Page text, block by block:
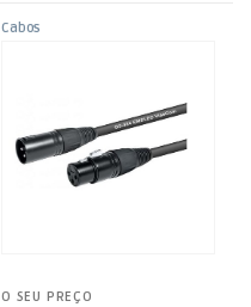
Cabos
O SEU PREÇO